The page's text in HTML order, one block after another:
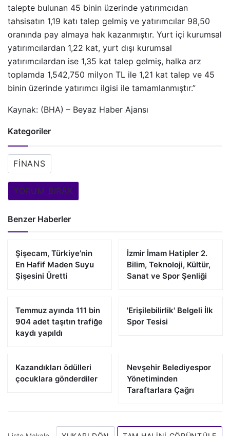
talepte bulunan 45 binin üzerinde yatırımcıdan
tahsisatın 1,19 katı talep gelmiş ve yatırımcılar 98,50
oranında pay almaya hak kazanmıştır. Yurt içi kurumsal
yatırımcılardan 1,22 kat, yurt dışı kurumsal
yatırımcılardan ise 1,35 kat talep gelmiş, halka arz
toplamda 1,542,750 milyon TL ile 1,21 kat talep ve 45
binin üzerinde yatırımcı ilgisi ile tamamlanmıştır.”
Kaynak: (BHA) – Beyaz Haber Ajansı
Kategoriler
FINANS
YORUM BIRAK
Benzer Haberler
Şişecam, Türkiye’nin
En Hafif Maden Suyu
Şişesini Üretti
İzmir İmam Hatipler 2.
Bilim, Teknoloji, Kültür,
Sanat ve Spor Şenliği
Temmuz ayında 111 bin
904 adet taşıtın trafiğe
kaydı yapıldı
'Erişilebilirlik' Belgeli İlk
Spor Tesisi
Kazandıkları ödülleri
çocuklara gönderdiler
Nevşehir Belediyespor
Yönetiminden
Taraftarlara Çağrı